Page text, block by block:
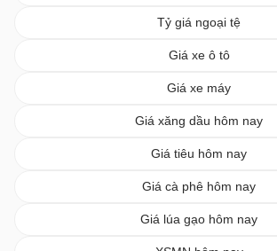
Tỷ giá ngoại tệ
Giá xe ô tô
Giá xe máy
Giá xăng dầu hôm nay
Giá tiêu hôm nay
Giá cà phê hôm nay
Giá lúa gạo hôm nay